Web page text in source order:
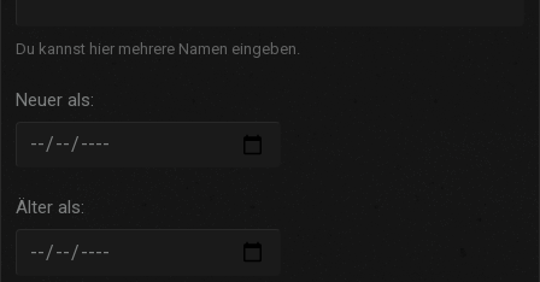
Du kannst hier mehrere Namen eingeben.
Neuer als
Älter als